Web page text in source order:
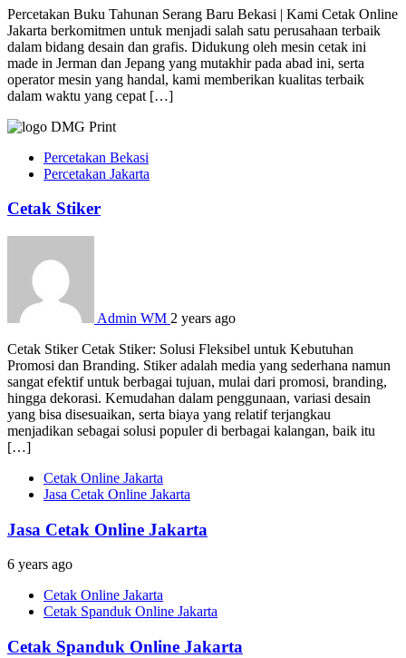
Percetakan Buku Tahunan Serang Baru Bekasi | Kami Cetak Online
Jakarta berkomitmen untuk menjadi salah satu perusahaan terbaik
dalam bidang desain dan grafis. Didukung oleh mesin cetak ini
made in Jerman dan Jepang yang mutakhir pada abad ini, serta
operator mesin yang handal, kami memberikan kualitas terbaik
dalam waktu yang cepat […]
Percetakan Bekasi
Percetakan Jakarta
Cetak Stiker
Admin WM 2 years ago
Cetak Stiker Cetak Stiker: Solusi Fleksibel untuk Kebutuhan
Promosi dan Branding. Stiker adalah media yang sederhana namun
sangat efektif untuk berbagai tujuan, mulai dari promosi, branding,
hingga dekorasi. Kemudahan dalam penggunaan, variasi desain
yang bisa disesuaikan, serta biaya yang relatif terjangkau
menjadikan sebagai solusi populer di berbagai kalangan, baik itu
[…]
Cetak Online Jakarta
Jasa Cetak Online Jakarta
Jasa Cetak Online Jakarta
6 years ago
Cetak Online Jakarta
Cetak Spanduk Online Jakarta
Cetak Spanduk Online Jakarta